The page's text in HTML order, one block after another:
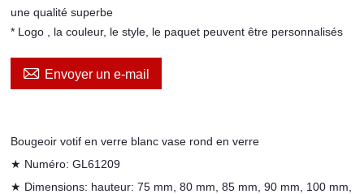
une qualité superbe
* Logo , la couleur, le style, le paquet peuvent être personnalisés
 Envoyer un e-mail
Bougeoir votif en verre blanc vase rond en verre
★ Numéro: GL61209
★ Dimensions: hauteur: 75 mm, 80 mm, 85 mm, 90 mm, 100 mm,